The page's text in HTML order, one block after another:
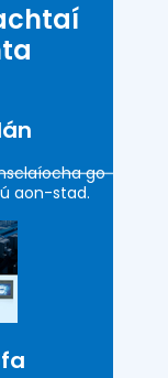
go
aon-stad.